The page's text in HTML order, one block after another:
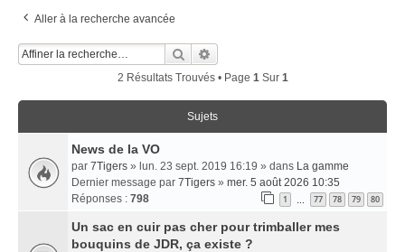
Aller à la recherche avancée
Rechercher
2 Résultats Trouvés • Page 1Sur 1
Sujets
News de la VO
par 7Tigers » lun. 23 sept. 2019 16:19 » dans La gamme
Dernier message par 7Tigers » mer. 5 août 2026 10:35
Réponses : 798 1 77 78 79 80
Un sac en cuir pas cher pour trimballer mes
bouquins de JDR, ça existe ?